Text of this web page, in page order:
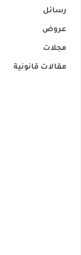
رسائل
عروض
مجلات
مقالات قانونية